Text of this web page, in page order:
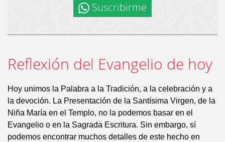
Suscribirme
Reflexión del Evangelio de hoy
Hoy unimos la Palabra a la Tradición, a la celebración y a
la devoción. La Presentación de la Santísima Virgen, de la
Niña María en el Templo, no la podemos basar en el
Evangelio o en la Sagrada Escritura. Sin embargo, sí
podemos encontrar muchos detalles de este hecho en